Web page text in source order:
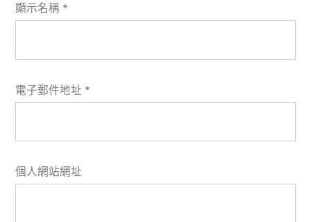
顯示名稱 *
電子郵件地址 *
個人網站網址